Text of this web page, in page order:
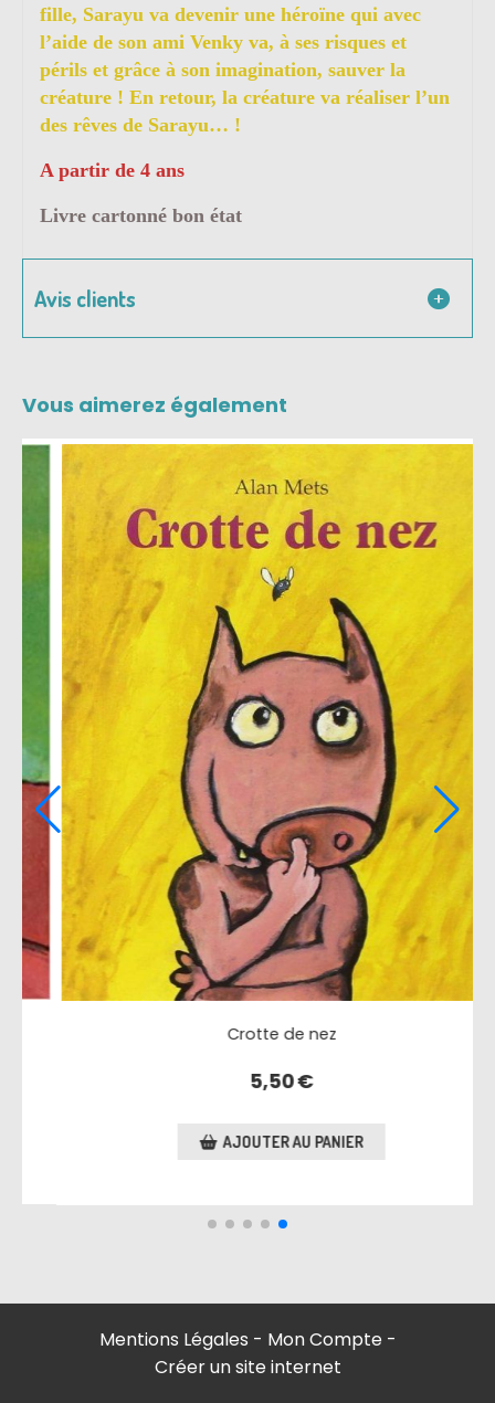
fille, Sarayu va devenir une héroïne qui avec
l’aide de son ami Venky va, à ses risques et
périls et grâce à son imagination, sauver la
créature ! En retour, la créature va réaliser l’un
des rêves de Sarayu… !
A partir de 4 ans
Livre cartonné bon état
Avis clients
Vous aimerez également
Jean le téméraire
3,50€
AJOUTER AU PANIER
Mentions Légales
Mon Compte
Créer un site internet